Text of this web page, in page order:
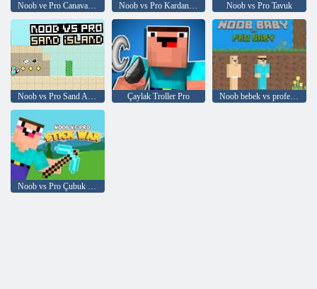
Noob ve Pro Canavar Okulu Noob vs Pro Kardan Adam Noob vs Pro Tavuk
Noob vs Pro Sand Adası Çaylak Troller Pro Noob bebek vs profesyonel bebek
Noob vs Pro Çubuk Savaşı